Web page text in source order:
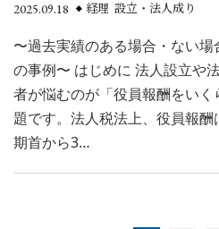
2025.09.18 経理 設立・法人成り
〜過去実績のある場合・ない
の事例〜 はじめに 法人設立や
者が悩むのが「役員報酬をい
題です。法人税法上、役員報
期首から3…